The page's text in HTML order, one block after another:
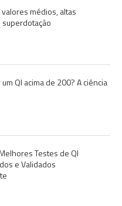
médios, altas
QI acima de 200? A ciência
Testes de QI
e Validados